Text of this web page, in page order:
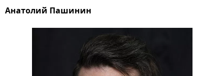
Анатолий Пашинин